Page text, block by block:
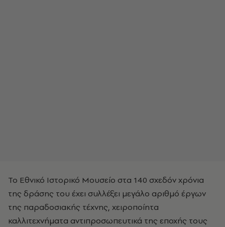
Το Εθνικό Ιστορικό Μουσείο στα 140 σχεδόν χρόνια
της δράσης του έχει συλλέξει μεγάλο αριθμό έργων
της παραδοσιακής τέχνης, χειροποίητα
καλλιτεχνήματα αντιπροσωπευτικά της εποχής τους